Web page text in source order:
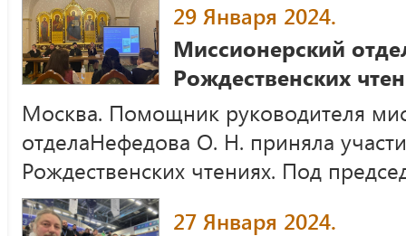
29 Января 2024.
Миссионерский
Рождественских
Москва. Помощник руководителя
отделаНефедова О. Н. приняла
Рождественских чтениях. Под
27 Января 2024.